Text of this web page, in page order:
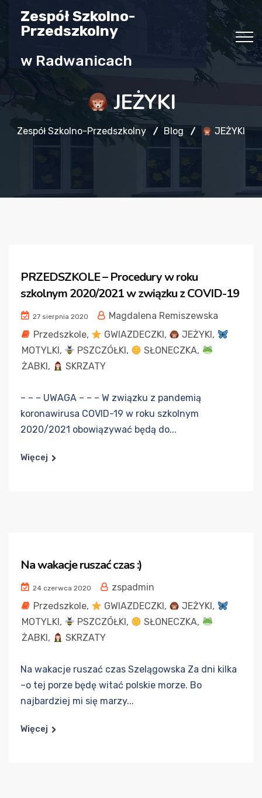
Zespół Szkolno-
Przedszkolny
w Radwanicach
JEŻYKI
Zespół Szkolno-Przedszkolny Blog JEŻYKI
PRZEDSZKOLE – Procedury w roku
szkolnym 2020/2021 w związku z COVID-19
27 sierpnia 2020
Magdalena Remiszewska
Przedszkole, GWIAZDECZKI, JEŻYKI,
MOTYLKI, PSZCZÓŁKI, SŁONECZKA,
ŻABKI, SKRZATY
– – – UWAGA – – – W związku z pandemią
koronawirusa COVID-19 w roku szkolnym
2020/2021 obowiązywać będą do...
Więcej
Na wakacje ruszać czas :)
24 czerwca 2020
zspadmin
Przedszkole, GWIAZDECZKI, JEŻYKI,
MOTYLKI, PSZCZÓŁKI, SŁONECZKA,
ŻABKI, SKRZATY
Na wakacje ruszać czas Szelągowska Za dni kilka
–o tej porze będę witać polskie morze. Bo
najbardziej mi się marzy...
Więcej